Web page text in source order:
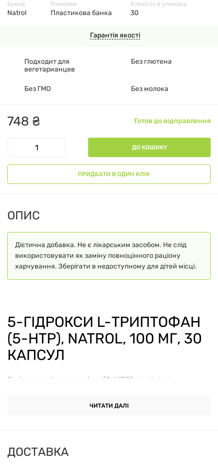
Гарантія якості
748 ₴ Готов до відправлення
ДО КОШИКУ
ПРИДБАТИ В ОДИН КЛІК
Подходит для
вегетарианцев
Без глютена
Без ГМО Без молока
ДОСТАВКА
Бренд
Natrol
Упаковка
Пластикова банка
Кількість в упаковці
30
ОПИС
Дієтична добавка. Не є лікарським засобом. Не слід
використовувати як заміну повноцінного раціону
харчування. Зберігати в недоступному для дітей місці.
5-ГІДРОКСИ L-ТРИПТОФАН
(5-НТР), NATROL, 100 МГ, 30
КАПСУЛ
5-гідрокси L-триптофан (5-НТР)
від Natrol — це
підтримки емоційного благополуччя, поліпшення
серотоніну, нейротрансмітера, який грає ключову
ЧИТАТИ ДАЛІ